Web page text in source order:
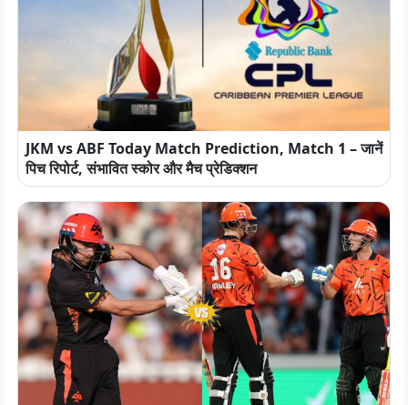
JKM vs ABF Today Match Prediction, Match 1 – जानें
पिच रिपोर्ट, संभावित स्कोर और मैच प्रेडिक्शन